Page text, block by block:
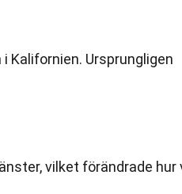
Kalifornien. Ursprungligen
vilket förändrade hur